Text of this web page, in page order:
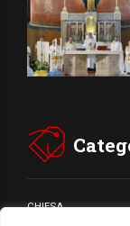
CHIESA